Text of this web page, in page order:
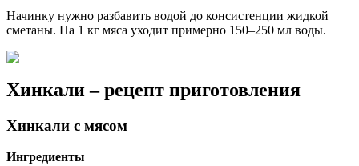
Начинку нужно разбавить водой до консистенции жидкой
сметаны. На 1 кг мяса уходит примерно 150–250 мл воды.
Хинкали – рецепт приготовления
Хинкали с мясом
Ингредиенты